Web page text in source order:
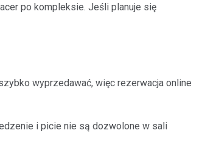
po kompleksie. Jeśli planuje się
wyprzedawać, więc rezerwacja online
i picie nie są dozwolone w sali